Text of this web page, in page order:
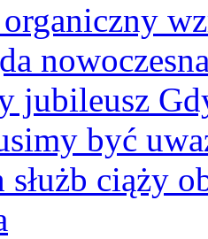
jubileusz
być
służb ciąży